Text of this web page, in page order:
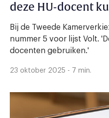
deze HU-docent
Bij de Tweede
nummer 5 voor lijst Volt.
docenten gebruiken.'
23 oktober 2025 - 7 min.